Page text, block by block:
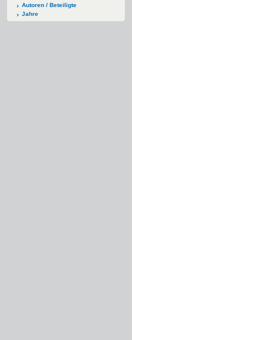
Autoren / Beteiligte
Jahre